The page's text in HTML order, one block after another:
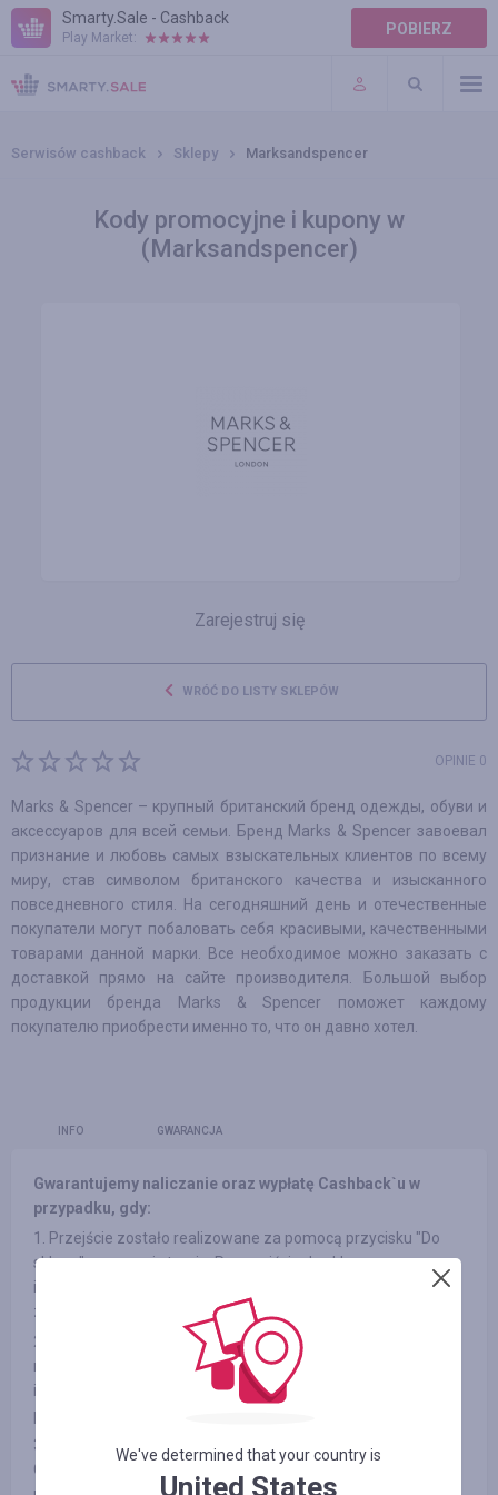
Smarty.Sale - Cashback
Play Market: POBIERZ
POMOC
WARUNKI
Serwisów cashback Sklepy Marksandspencer
Kody promocyjne i kupony w
(Marksandspencer)
Zarejestruj się
WRÓĆ DO LISTY SKLEPÓW
OPINIE 0
Marks & Spencer – крупный британский бренд одежды, обуви и
аксессуаров для всей семьи. Бренд Marks & Spencer завоевал
признание и любовь самых взыскательных клиентов по всему
миру, став символом британского качества и изысканного
повседневного стиля. На сегодняшний день и отечественные
покупатели могут побаловать себя красивыми, качественными
товарами данной марки. Все необходимое можно заказать с
доставкой прямо на сайте производителя. Большой выбор
продукции бренда Marks & Spencer поможет каждому
покупателю приобрести именно то, что он давно хотел.
INFO GWARANCJA
Gwarantujemy naliczanie oraz wypłatę Cashback`u w
przypadku, gdy:
1. Przejście zostało realizowane za pomocą przycisku "Do
sklepu" na naszej stronie. Po przejściu do sklepu
internetowego minęło nie więcej niż 4 godziny, a zamówienie
zostało realizowane bez opuszczenia strony sklepu.
2. Po przejściu do sklepu nie wchodziłeś na strony banerów
reklamowych z innych źródeł oraz do newsleterów sklepów
internetowychв na stronie, a także nie korzystałeś z kodów
promocyjnych innych firm.
3. Wybrany przez Ciebie produkt bierze udział w programie
Cashback (w niektórych sklepach internetowych istnieje
We've determined that your country is
United States